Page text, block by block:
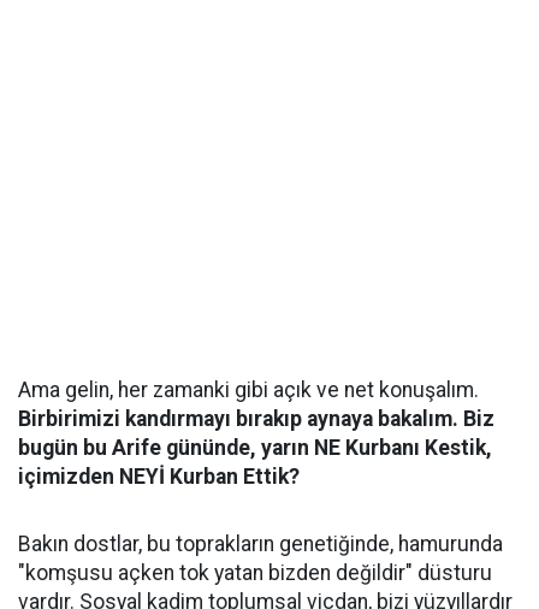
​Ama gelin, her zamanki gibi açık ve net konuşalım.
Birbirimizi kandırmayı bırakıp aynaya bakalım. Biz
bugün bu Arife gününde, yarın NE Kurbanı Kestik,
içimizden NEYİ Kurban Ettik?
​Bakın dostlar, bu toprakların genetiğinde, hamurunda
"komşusu açken tok yatan bizden değildir" düsturu
vardır. Sosyal kadim toplumsal vicdan, bizi yüzyıllardır